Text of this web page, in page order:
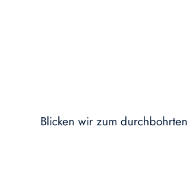
Blicken wir zum